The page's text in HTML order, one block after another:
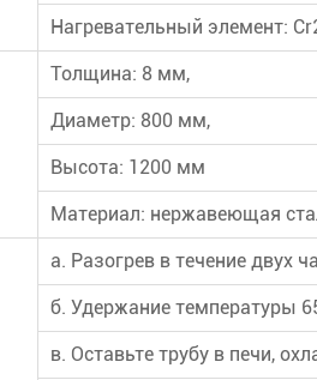
Нагревательный элемент:
Толщина: 8 мм,
Диаметр: 800 мм,
Высота: 1200 мм
Материал: нержавеющая
а. Разогрев в течение двух
б. Удержание температуры
в. Оставьте трубу в печи,